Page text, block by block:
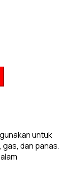
untuk
dan panas.